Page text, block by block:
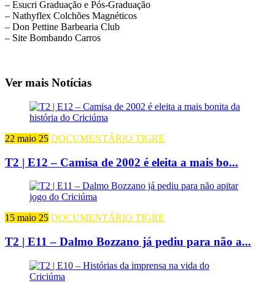
– Esucri Graduação e Pós-Graduação
– Nathyflex Colchões Magnéticos
– Don Pettine Barbearia Club
– Site Bombando Carros
Ver mais Notícias
22 maio 25 DOCUMENTÁRIO TIGRE
T2 | E12 – Camisa de 2002 é eleita a mais bo...
15 maio 25 DOCUMENTÁRIO TIGRE
T2 | E11 – Dalmo Bozzano já pediu para não a...